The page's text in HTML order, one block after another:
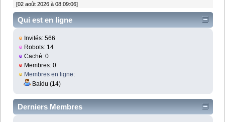
[02 août 2026 à 08:09:06]
Qui est en ligne
Invités: 566
Robots: 14
Caché: 0
Membres: 0
Membres en ligne:
Baidu (14)
Derniers Membres